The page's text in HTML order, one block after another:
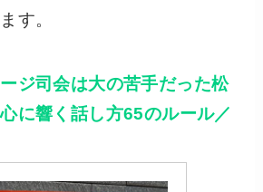
す。
ジ司会は大の苦手だった松
に響く話し方65のルール／